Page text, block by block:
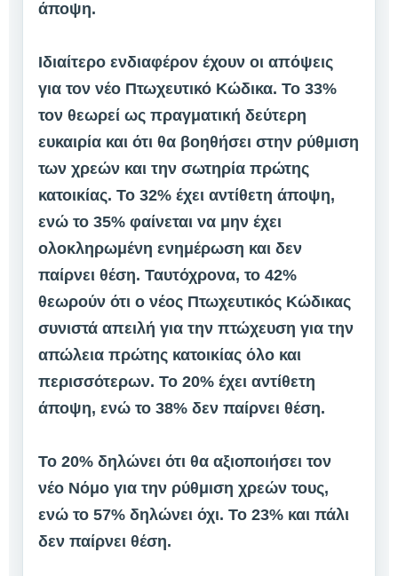
άποψη.
Ιδιαίτερο ενδιαφέρον έχουν οι απόψεις
για τον νέο Πτωχευτικό Κώδικα. Το 33%
τον θεωρεί ως πραγματική δεύτερη
ευκαιρία και ότι θα βοηθήσει στην ρύθμιση
των χρεών και την σωτηρία πρώτης
κατοικίας. Το 32% έχει αντίθετη άποψη,
ενώ το 35% φαίνεται να μην έχει
ολοκληρωμένη ενημέρωση και δεν
παίρνει θέση. Ταυτόχρονα, το 42%
θεωρούν ότι ο νέος Πτωχευτικός Κώδικας
συνιστά απειλή για την πτώχευση για την
απώλεια πρώτης κατοικίας όλο και
περισσότερων. Το 20% έχει αντίθετη
άποψη, ενώ το 38% δεν παίρνει θέση.
Το 20% δηλώνει ότι θα αξιοποιήσει τον
νέο Νόμο για την ρύθμιση χρεών τους,
ενώ το 57% δηλώνει όχι. Το 23% και πάλι
δεν παίρνει θέση.